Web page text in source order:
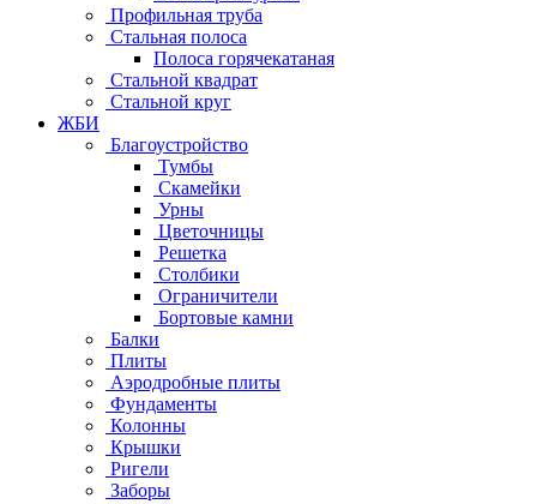
Профильная труба
Стальная полоса
Полоса горячекатаная
Стальной квадрат
Стальной круг
ЖБИ
Благоустройство
Тумбы
Скамейки
Урны
Цветочницы
Решетка
Столбики
Ограничители
Бортовые камни
Балки
Плиты
Аэродробные плиты
Фундаменты
Колонны
Крышки
Ригели
Заборы